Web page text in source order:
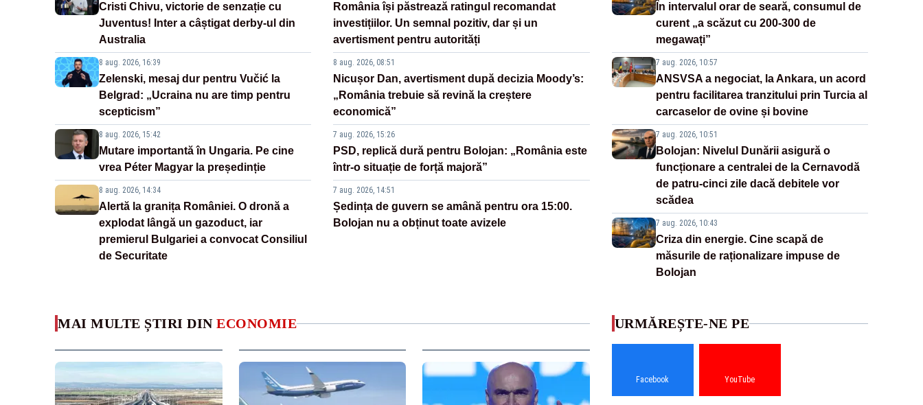
Cristi Chivu, victorie de senzație cu
Juventus! Inter a câștigat derby-ul din
Australia
8 aug. 2026, 16:39
Zelenski, mesaj dur pentru Vučić la
Belgrad: „Ucraina nu are timp pentru
scepticism”
8 aug. 2026, 15:42
Mutare importantă în Ungaria. Pe cine
vrea Péter Magyar la președinție
8 aug. 2026, 14:34
Alertă la granița României. O dronă a
explodat lângă un gazoduct, iar
premierul Bulgariei a convocat Consiliul
de Securitate
România își păstrează ratingul recomandat
investițiilor. Un semnal pozitiv, dar și un
avertisment pentru autorități
8 aug. 2026, 08:51
Nicușor Dan, avertisment după decizia Moody’s:
„România trebuie să revină la creștere
economică”
7 aug. 2026, 15:26
PSD, replică dură pentru Bolojan: „România este
într-o situație de forță majoră”
7 aug. 2026, 14:51
Ședința de guvern se amână pentru ora 15:00.
Bolojan nu a obținut toate avizele
În intervalul orar de seară, consumul de
curent „a scăzut cu 200-300 de
megawați”
7 aug. 2026, 10:57
ANSVSA a negociat, la Ankara, un acord
pentru facilitarea tranzitului prin Turcia al
carcaselor de ovine și bovine
7 aug. 2026, 10:51
Bolojan: Nivelul Dunării asigură o
funcționare a centralei de la Cernavodă
de patru-cinci zile dacă debitele vor
scădea
7 aug. 2026, 10:43
Criza din energie. Cine scapă de
măsurile de raționalizare impuse de
Bolojan
MAI MULTE ȘTIRI DIN ECONOMIE URMĂREȘTE-NE PE
Facebook YouTube